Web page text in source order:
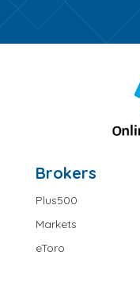
Brokers
Plus500
Markets
eToro